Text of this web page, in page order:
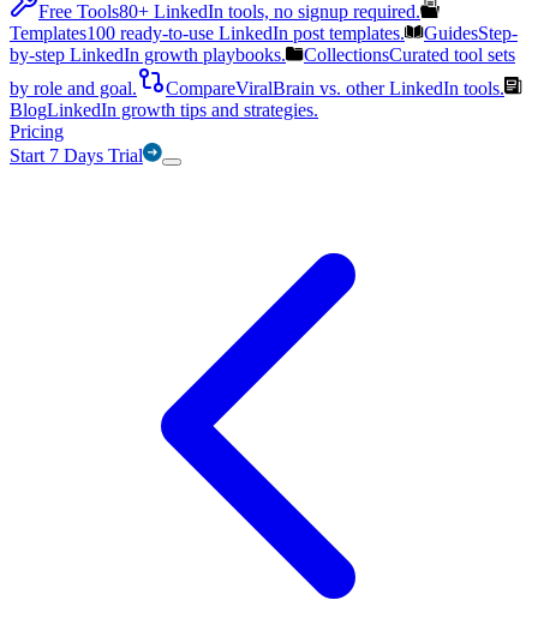
Free Tools80+ LinkedIn tools, no signup required.
Templates100 ready-to-use LinkedIn post templates. GuidesStep-
by-step LinkedIn growth playbooks.
CollectionsCurated tool sets
by role and goal.
CompareViralBrain vs. other LinkedIn tools.
BlogLinkedIn growth tips and strategies.
Pricing
Start 7 Days Trial